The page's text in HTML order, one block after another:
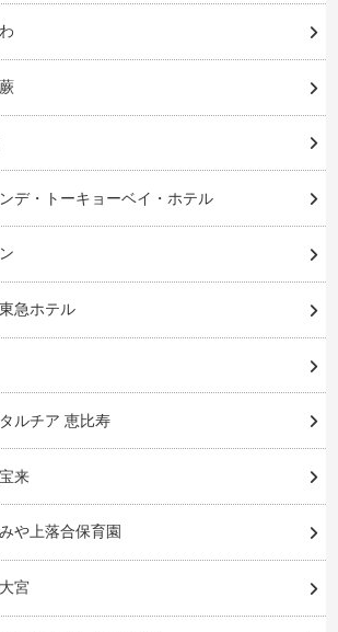
デ・トーキョーベイ・ホテル
急ホテル
ルチア 恵比寿
来
や上落合保育園
宮